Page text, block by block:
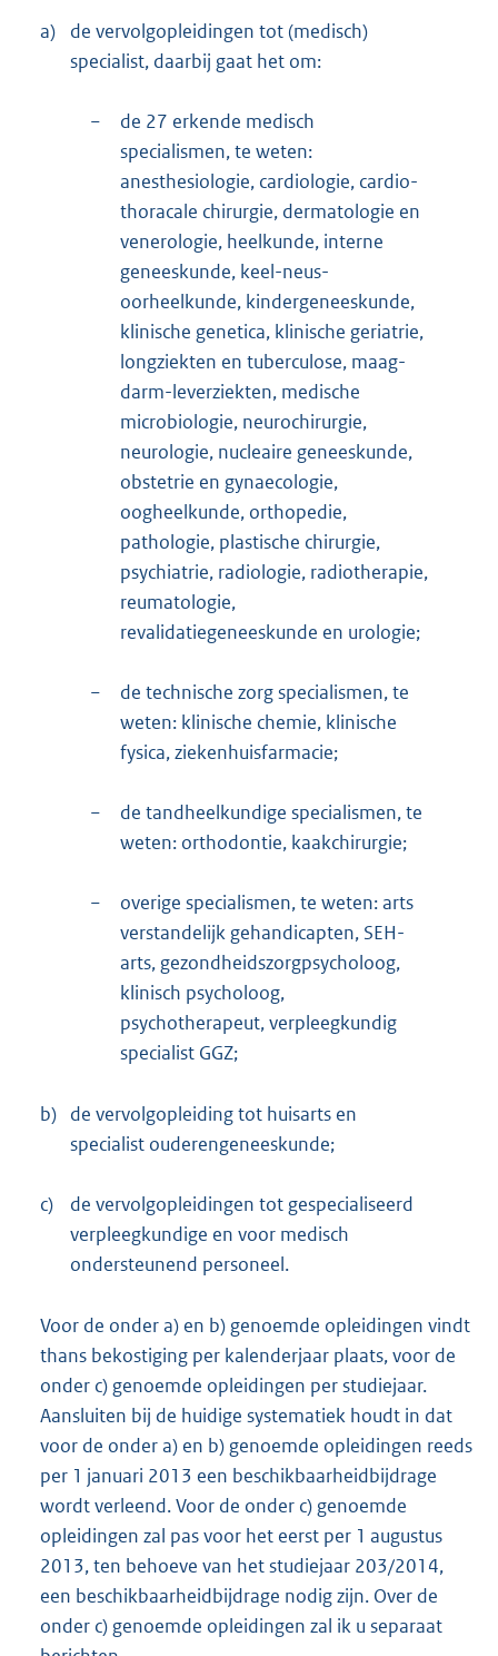
a)
de vervolgopleidingen tot (medisch)
specialist, daarbij gaat het om:
−
de 27 erkende medisch
specialismen, te weten:
anesthesiologie, cardiologie, cardio-
thoracale chirurgie, dermatologie en
venerologie, heelkunde, interne
geneeskunde, keel-neus-
oorheelkunde, kindergeneeskunde,
klinische genetica, klinische geriatrie,
longziekten en tuberculose, maag-
darm-leverziekten, medische
microbiologie, neurochirurgie,
neurologie, nucleaire geneeskunde,
obstetrie en gynaecologie,
oogheelkunde, orthopedie,
pathologie, plastische chirurgie,
psychiatrie, radiologie, radiotherapie,
reumatologie,
revalidatiegeneeskunde en urologie;
−
de technische zorg specialismen, te
weten: klinische chemie, klinische
fysica, ziekenhuisfarmacie;
−
de tandheelkundige specialismen, te
weten: orthodontie, kaakchirurgie;
−
overige specialismen, te weten: arts
verstandelijk gehandicapten, SEH-
arts, gezondheidszorgpsycholoog,
klinisch psycholoog,
psychotherapeut, verpleegkundig
specialist GGZ;
b) de vervolgopleiding tot huisarts en
specialist ouderengeneeskunde;
c)
de vervolgopleidingen tot gespecialiseerd
verpleegkundige en voor medisch
ondersteunend personeel.
Voor de onder a) en b) genoemde opleidingen vindt
thans bekostiging per kalenderjaar plaats, voor de
onder c) genoemde opleidingen per studiejaar.
Aansluiten bij de huidige systematiek houdt in dat
voor de onder a) en b) genoemde opleidingen reeds
per 1 januari 2013 een beschikbaarheidbijdrage
wordt verleend. Voor de onder c) genoemde
opleidingen zal pas voor het eerst per 1 augustus
2013, ten behoeve van het studiejaar 203/2014,
een beschikbaarheidbijdrage nodig zijn. Over de
onder c) genoemde opleidingen zal ik u separaat